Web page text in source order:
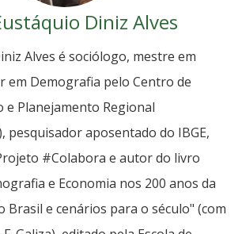
Diniz Alves
Alves é sociólogo, mestre em
em Demografia pelo Centro de
e Planejamento Regional
pesquisador aposentado do IBGE,
#Colabora e autor do livro
e Economia nos 200 anos da
Brasil e cenários para o século" (com